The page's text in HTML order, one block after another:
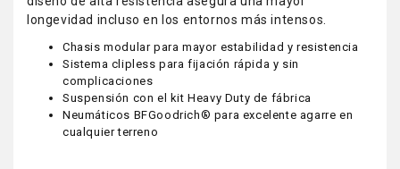
longevidad incluso en los entornos más intensos.
Chasis modular para mayor estabilidad y resistencia
Sistema clipless para fijación rápida y sin
complicaciones
Suspensión con el kit Heavy Duty de fábrica
Neumáticos BFGoodrich® para excelente agarre en
cualquier terreno